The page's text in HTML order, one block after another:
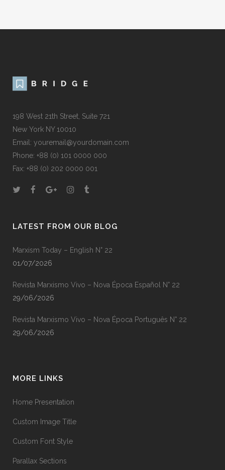
198 West 21th Street, Suite 721
New York NY 10010
Email: youremail@yourdomain.com
Phone: +88 (0) 101 0000 000
Fax: +88 (0) 202 0000 001
LATEST FROM OUR BLOG
Marxism Today – English N° 22
01/07/2026
Revista Marxismo Vivo – Nova Época Español N° 22
29/06/2026
Revista Marxismo Vivo – Nova Época Português N° 22
29/06/2026
MORE LINKS
Home Presentation
Custom Image Title
Custom Font Style
Parallax Sections